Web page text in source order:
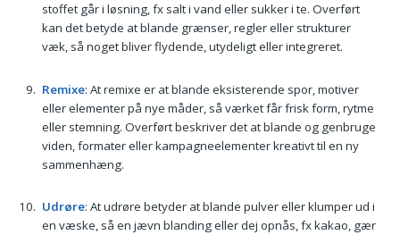
stoffet går i løsning, fx salt i vand eller sukker i te. Overført
kan det betyde at blande grænser, regler eller strukturer
væk, så noget bliver flydende, utydeligt eller integreret.
Remixe: At remixe er at blande eksisterende spor, motiver
eller elementer på nye måder, så værket får frisk form, rytme
eller stemning. Overført beskriver det at blande og genbruge
viden, formater eller kampagneelementer kreativt til en ny
sammenhæng.
Udrøre: At udrøre betyder at blande pulver eller klumper ud i
en væske, så en jævn blanding eller dej opnås, fx kakao, gær